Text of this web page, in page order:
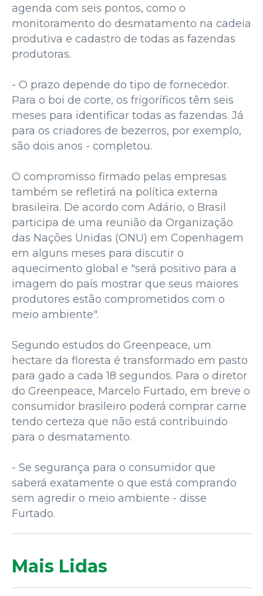
agenda com seis pontos, como o
monitoramento do desmatamento na cadeia
produtiva e cadastro de todas as fazendas
produtoras.
- O prazo depende do tipo de fornecedor.
Para o boi de corte, os frigoríficos têm seis
meses para identificar todas as fazendas. Já
para os criadores de bezerros, por exemplo,
são dois anos - completou.
O compromisso firmado pelas empresas
também se refletirá na política externa
brasileira. De acordo com Adário, o Brasil
participa de uma reunião da Organização
das Nações Unidas (ONU) em Copenhagem
em alguns meses para discutir o
aquecimento global e "será positivo para a
imagem do país mostrar que seus maiores
produtores estão comprometidos com o
meio ambiente".
Segundo estudos do Greenpeace, um
hectare da floresta é transformado em pasto
para gado a cada 18 segundos. Para o diretor
do Greenpeace, Marcelo Furtado, em breve o
consumidor brasileiro poderá comprar carne
tendo certeza que não está contribuindo
para o desmatamento.
- Se segurança para o consumidor que
saberá exatamente o que está comprando
sem agredir o meio ambiente - disse
Furtado.
Mais Lidas